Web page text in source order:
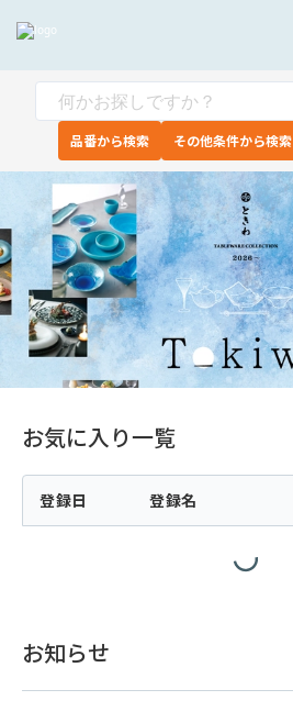
品番から検索 その他条件から検索
お気に入り一覧
登録日 登録名
お知らせ